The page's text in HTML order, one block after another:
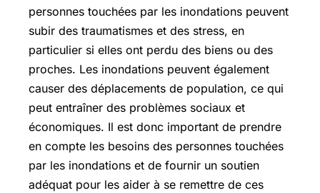
personnes touchées par les inondations peuvent
subir des traumatismes et des stress, en
particulier si elles ont perdu des biens ou des
proches. Les inondations peuvent également
causer des déplacements de population, ce qui
peut entraîner des problèmes sociaux et
économiques. Il est donc important de prendre
en compte les besoins des personnes touchées
par les inondations et de fournir un soutien
adéquat pour les aider à se remettre de ces